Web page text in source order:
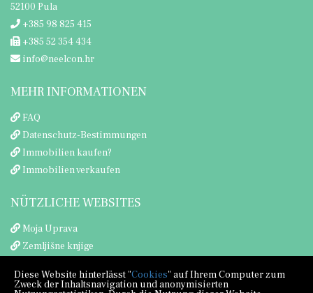
52100 Pula
+385 98 825 415
+385 52 354 434
info@neelcon.hr
MEHR INFORMATIONEN
FAQ
Datenschutz-Bestimmungen
Immobilien kaufen?
Immobilien verkaufen
NÜTZLICHE WEBSITES
Moja Uprava
Zemljišne knjige
Diese Website hinterlässt "Cookies" auf Ihrem Computer zum
Zweck der Inhaltsnavigation und anonymisierten